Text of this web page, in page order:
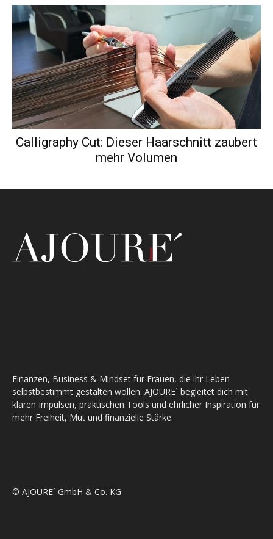
Calligraphy Cut: Dieser Haarschnitt zaubert
mehr Volumen
Finanzen, Business & Mindset für Frauen, die ihr Leben
selbstbestimmt gestalten wollen. AJOURE´ begleitet dich mit
klaren Impulsen, praktischen Tools und ehrlicher Inspiration für
mehr Freiheit, Mut und finanzielle Stärke.
© AJOURE´ GmbH & Co. KG